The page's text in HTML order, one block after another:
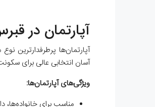
آپارتمان در
آپارتمان‌ها پرطرفدارترین
آسان انتخابی عالی برای
ویژگی‌های آپارتمان‌ها:
مناسب برای خانواده‌ها،